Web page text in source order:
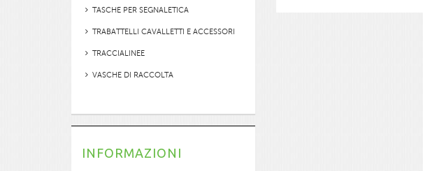
TASCHE PER SEGNALETICA
TRABATTELLI CAVALLETTI E ACCESSORI
TRACCIALINEE
VASCHE DI RACCOLTA
INFORMAZIONI